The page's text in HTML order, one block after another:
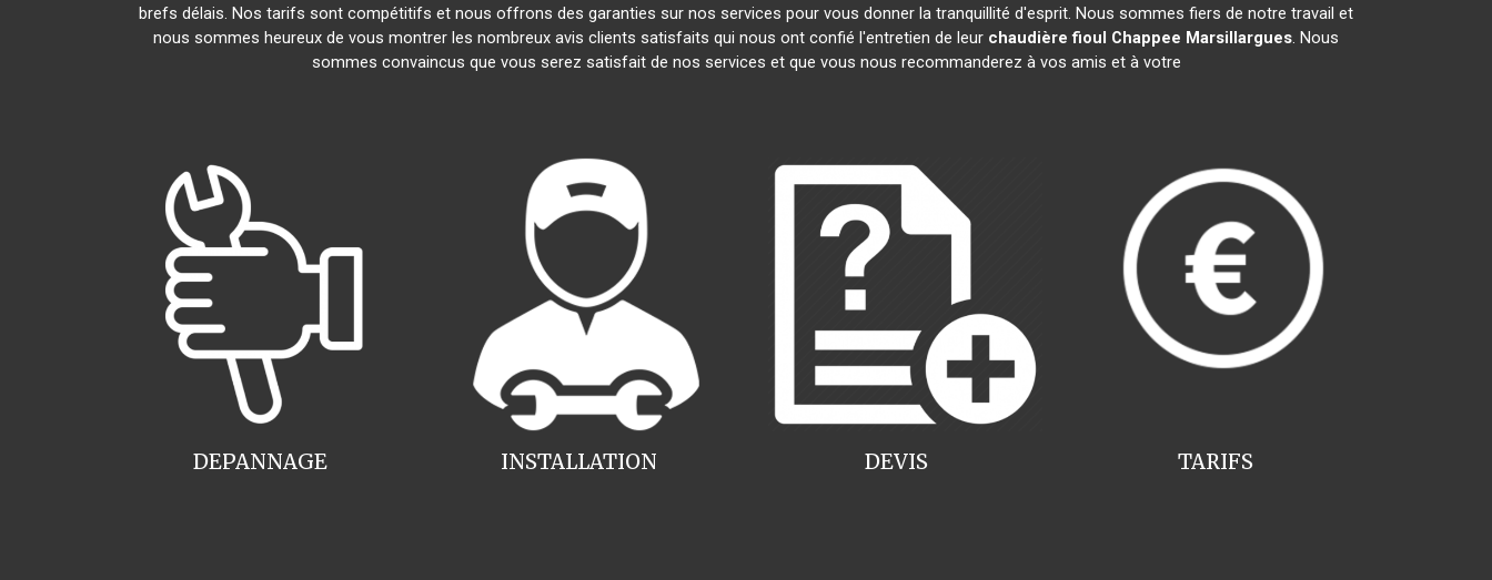
brefs délais. Nos tarifs sont compétitifs et nous offrons des garanties sur nos services pour vous donner la tranquillité d'esprit. Nous sommes fiers de notre travail et
nous sommes heureux de vous montrer les nombreux avis clients satisfaits qui nous ont confié l'entretien de leur chaudière fioul Chappee Marsillargues. Nous
sommes convaincus que vous serez satisfait de nos services et que vous nous recommanderez à vos amis et à votre
INSTALLATION
DEPANNAGE TARIFS
DEVIS